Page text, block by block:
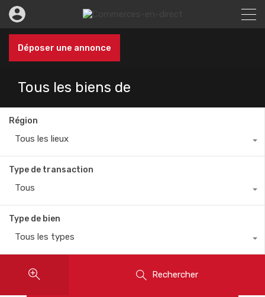
Déposer une annonce
Tous les biens de
Région
Tous les lieux
Type de transaction
Tous
Type de bien
Tous les types
Rechercher